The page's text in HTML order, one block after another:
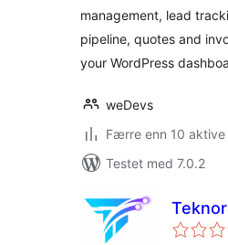
management, lead
pipeline, quotes and
your WordPress
weDevs
Færre enn 10 aktive
Testet med 7.0.2